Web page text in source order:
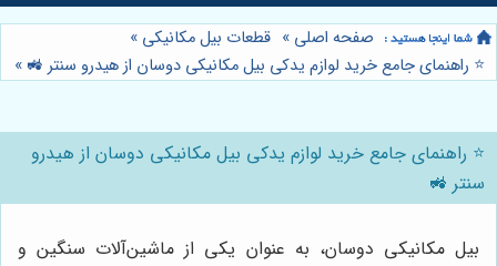
صفحه اصلی » قطعات بیل مکانیکی »
⭐️ راهنمای جامع خرید لوازم یدکی بیل مکانیکی دوسان از هیدرو سنتر 🚜 »
⭐️ راهنمای جامع خرید لوازم یدکی بیل مکانیکی دوسان از هیدرو
سنتر 🚜
بیل مکانیکی دوسان، به عنوان یکی از ماشین‌آلات سنگین و